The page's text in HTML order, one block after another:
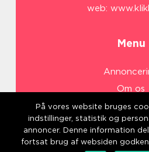
web:
Menu
Om os
Cookies
Kontakt
Sitemap
På vores website bruges
indstillinger, statistik og
annoncer. Denne information
fortsat brug af websiden